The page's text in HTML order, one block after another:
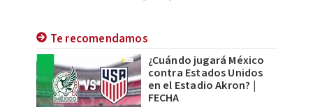
Te recomendamos
¿Cuándo jugará México
contra Estados Unidos
en el Estadio Akron? |
FECHA